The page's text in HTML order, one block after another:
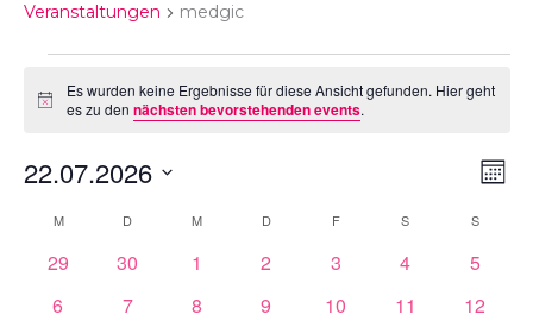
Veranstaltungen medgic
Notice
Es wurden keine Ergebnisse für diese Ansicht gefunden. Hier geht
es zu dennächsten bevorstehenden events.
22.07.2026
Kalender
von
M D M D F S S
0
29
0
30
0
1
0
2
0
3
0
4
0
5
0
6
0
7
0
8
0
9
0
10
0
11
0
12